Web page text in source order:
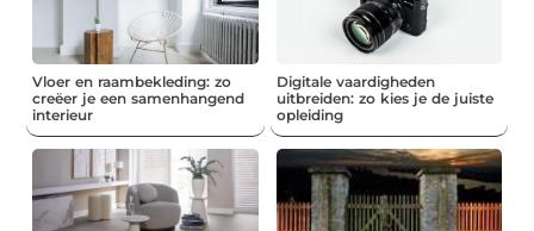
Vloer en raambekleding: zo
creëer je een samenhangend
interieur
Digitale vaardigheden
uitbreiden: zo kies je de juiste
opleiding